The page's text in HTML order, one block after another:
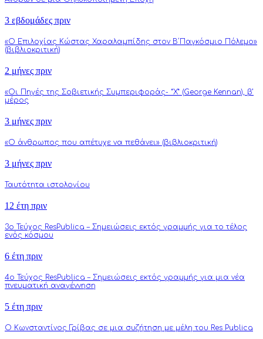
3 εβδομάδες πριν
«Ο Επιλοχίας Κώστας Χαραλαμπίδης στον Β΄Παγκόσμιο Πόλεμο»
(βιβλιοκριτική)
2 μήνες πριν
«Οι Πηγές της Σοβιετικής Συμπεριφοράς- “Χ” (George Kennan), β’
μέρος
3 μήνες πριν
«Ο άνθρωπος που απέτυχε να πεθάνει» (βιβλιοκριτική)
3 μήνες πριν
Ταυτότητα ιστολογίου
12 έτη πριν
3o Τεύχος ResPublica – Σημειώσεις εκτός γραμμής για το τέλος
ενός κόσμου
6 έτη πριν
4o Τεύχος ResPublica – Σημειώσεις εκτός γραμμής για μια νέα
πνευματική αναγέννηση
5 έτη πριν
Ο Κωνσταντίνος Γρίβας σε μια συζήτηση με μέλη του Res Publica